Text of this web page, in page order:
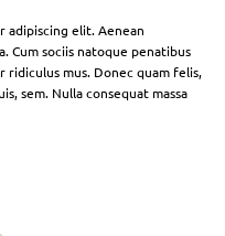
adipiscing elit. Aenean
Cum sociis natoque penatibus
mus. Donec quam felis,
sem. Nulla consequat massa